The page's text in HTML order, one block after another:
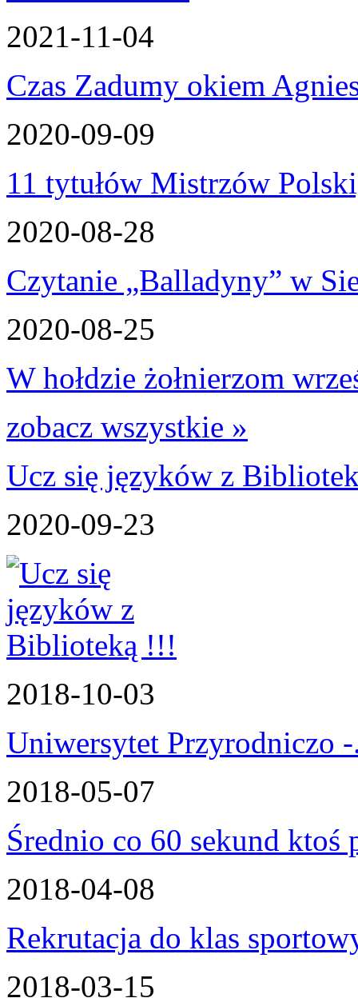
2021-11-04
Czas Zadumy okiem
2020-09-09
11 tytułów Mistrzów
2020-08-28
Czytanie „Balladyny” w
2020-08-25
W hołdzie żołnierzom
zobacz wszystkie »
Ucz się języków z
2020-09-23
2018-10-03
Uniwersytet Przyrodniczo
2018-05-07
Średnio co 60 sekund ktoś
2018-04-08
Rekrutacja do klas
2018-03-15